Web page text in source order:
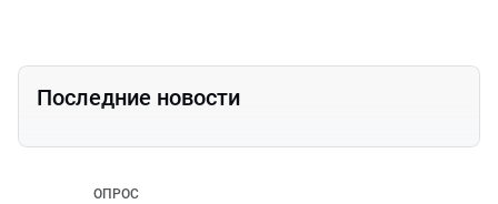
Последние новости
ОПРОС